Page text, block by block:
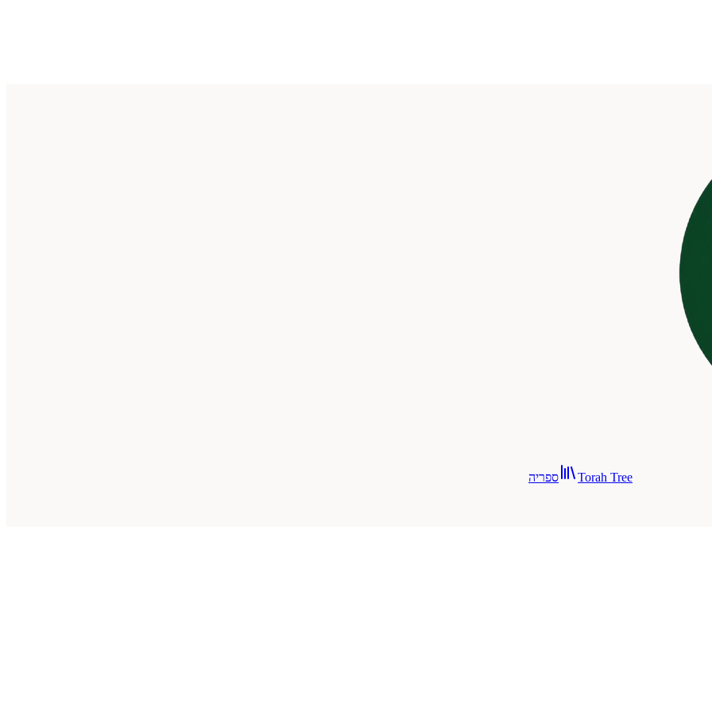
Torah Tree ספריה